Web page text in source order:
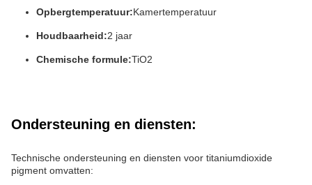
Opbergtemperatuur:Kamertemperatuur
Houdbaarheid:2 jaar
Chemische formule:TiO2
Ondersteuning en diensten:
Technische ondersteuning en diensten voor titaniumdioxide
pigment omvatten: